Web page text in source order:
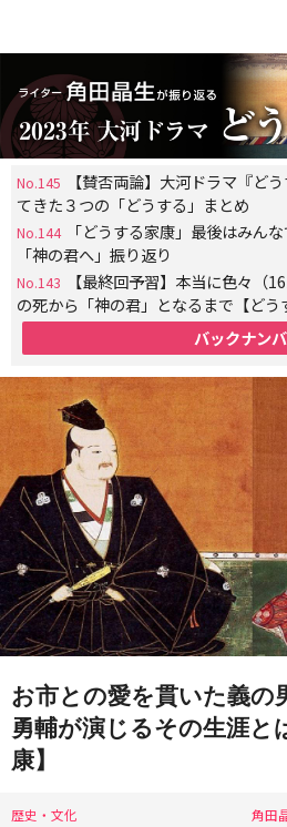
No.145
【賛否両論】大河ドラマ『ど
てきた３つの「どうする」まとめ
No.144
「どうする家康」最後はみん
「神の君へ」振り返り
No.143
【最終回予習】本当に色々（
の死から「神の君」となるまで【どう
バックナン
お市との愛を貫いた義の
勇輔が演じるその生涯と
康】
歴史・文化 角田